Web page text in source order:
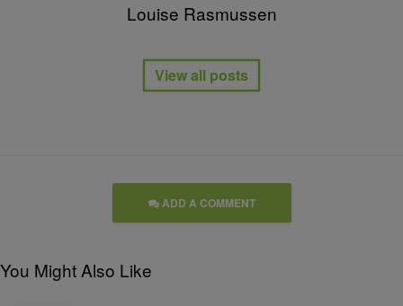
Louise Rasmussen
View all posts
ADD A COMMENT
You Might Also Like